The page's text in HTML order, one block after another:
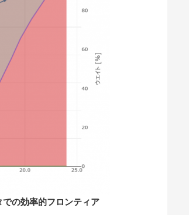
での効率的フロンティア